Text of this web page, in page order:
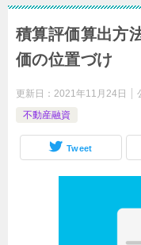
積算評価算出方
価の位置づけ
更新日： 2021年11月24日
不動産融資
Tweet